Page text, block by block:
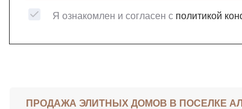
Я ознакомлен и согласен с политикой
ПРОДАЖА ЭЛИТНЫХ ДОМОВ В ПОСЕЛКЕ